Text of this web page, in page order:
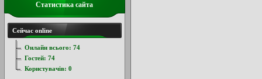
Статистика сайта
Сейчас online
Онлайн всього: 74
Гостей: 74
Користувачів: 0